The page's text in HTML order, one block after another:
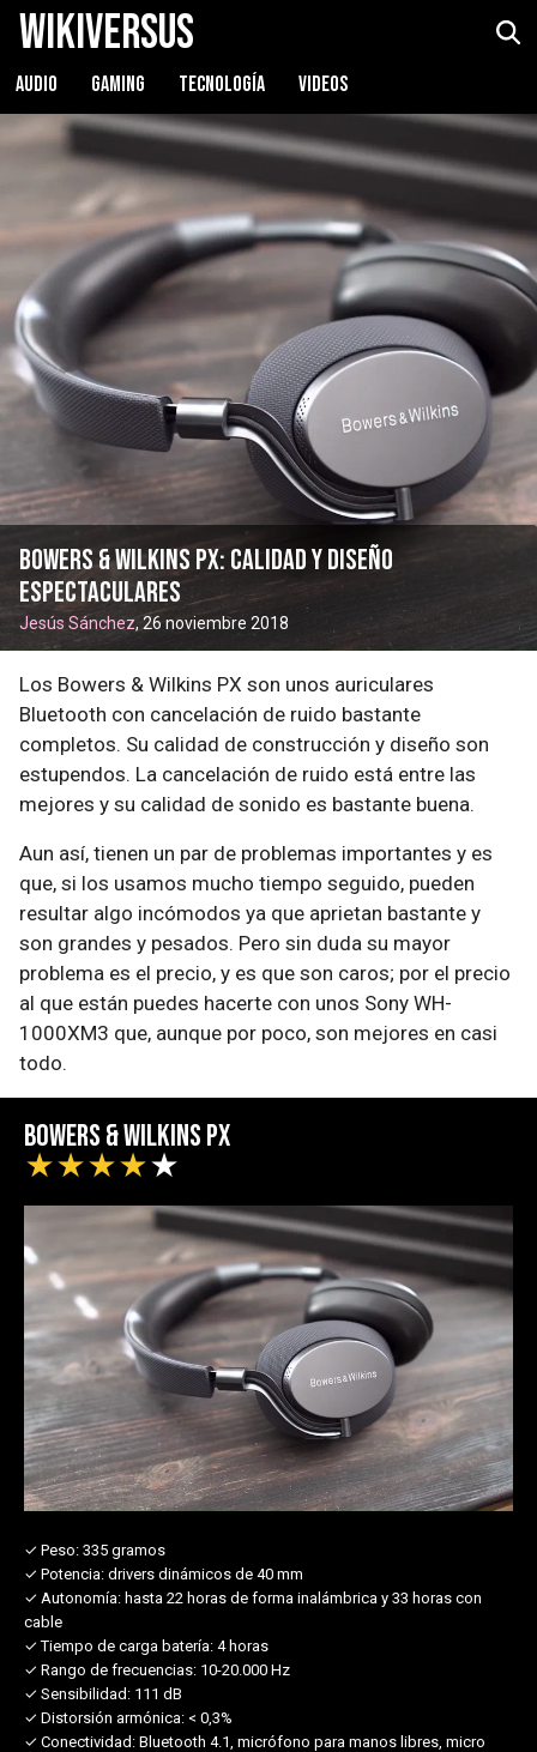
WikiVersus
AUDIO GAMING TECNOLOGÍA VIDEOS
Bowers & Wilkins PX: Calidad y diseño
espectaculares
Jesús Sánchez, 26 noviembre 2018
Los Bowers & Wilkins PX son unos auriculares
Bluetooth con cancelación de ruido bastante
completos. Su calidad de construcción y diseño son
estupendos. La cancelación de ruido está entre las
mejores y su calidad de sonido es bastante buena.
Aun así, tienen un par de problemas importantes y es
que, si los usamos mucho tiempo seguido, pueden
resultar algo incómodos ya que aprietan bastante y
son grandes y pesados. Pero sin duda su mayor
problema es el precio, y es que son caros; por el precio
al que están puedes hacerte con unos Sony WH-
1000XM3 que, aunque por poco, son mejores en casi
todo.
Bowers & Wilkins PX
★★★★★
✓ Peso: 335 gramos
✓ Potencia: drivers dinámicos de 40 mm
✓ Autonomía: hasta 22 horas de forma inalámbrica y 33 horas con
cable
✓ Tiempo de carga batería: 4 horas
✓ Rango de frecuencias: 10-20.000 Hz
✓ Sensibilidad: 111 dB
✓ Distorsión armónica: < 0,3%
✓ Conectividad: Bluetooth 4.1, micrófono para manos libres, micro
Bowers & Wilkins PX Ver precio